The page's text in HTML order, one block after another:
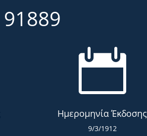
91889

Ημερομηνία Έκδοσης
9/3/1912